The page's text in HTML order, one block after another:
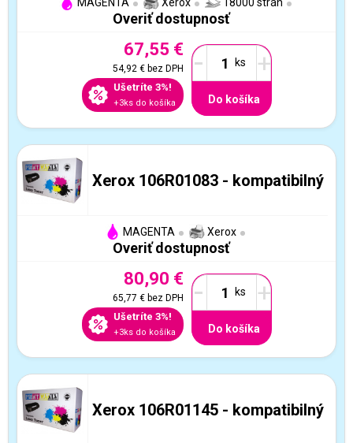
Overiť dostupnosť
67,55 €
54,92 €bez DPH
Ušetríte 3%!
+3ks do košíka
- +
Do košíka
Xerox 106R01083 - kompatibilný
MAGENTA Xerox
Overiť dostupnosť
80,90 €
65,77 €bez DPH
Ušetríte 3%!
+3ks do košíka
- +
Do košíka
Xerox 106R01145 - kompatibilný